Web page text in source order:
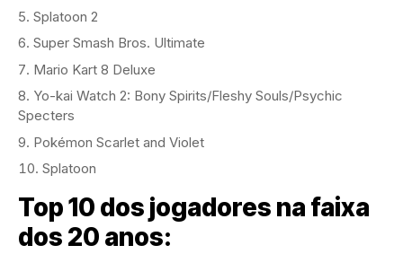
Splatoon 2
Super Smash Bros. Ultimate
Mario Kart 8 Deluxe
Yo-kai Watch 2: Bony Spirits/Fleshy Souls/Psychic
Specters
Pokémon Scarlet and Violet
Splatoon
Top 10 dos jogadores na faixa
dos 20 anos: